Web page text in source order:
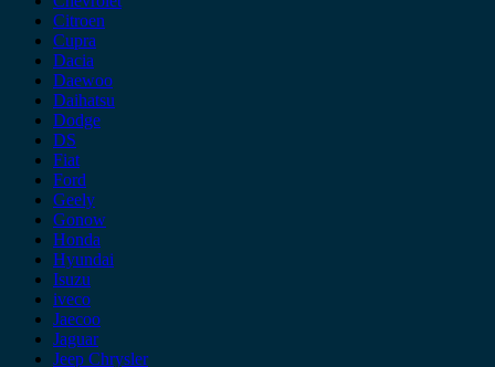
Citroen
Cupra
Dacia
Daewoo
Daihatsu
Dodge
DS
Fiat
Ford
Geely
Gonow
Honda
Hyundai
Isuzu
iveco
Jaecoo
Jaguar
Jeep Chrysler